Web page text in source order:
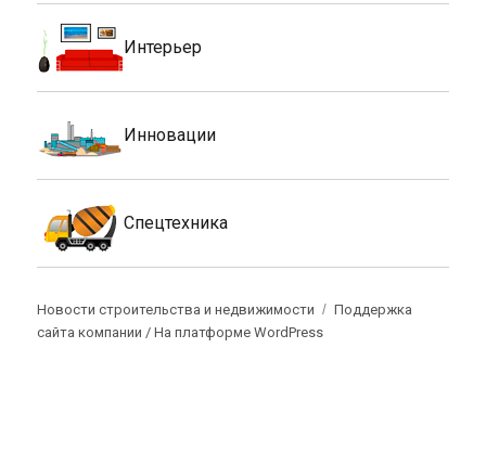
Интерьер
Инновации
Спецтехника
Новости строительства и недвижимости
Поддержка
сайта компании /На платформе WordPress